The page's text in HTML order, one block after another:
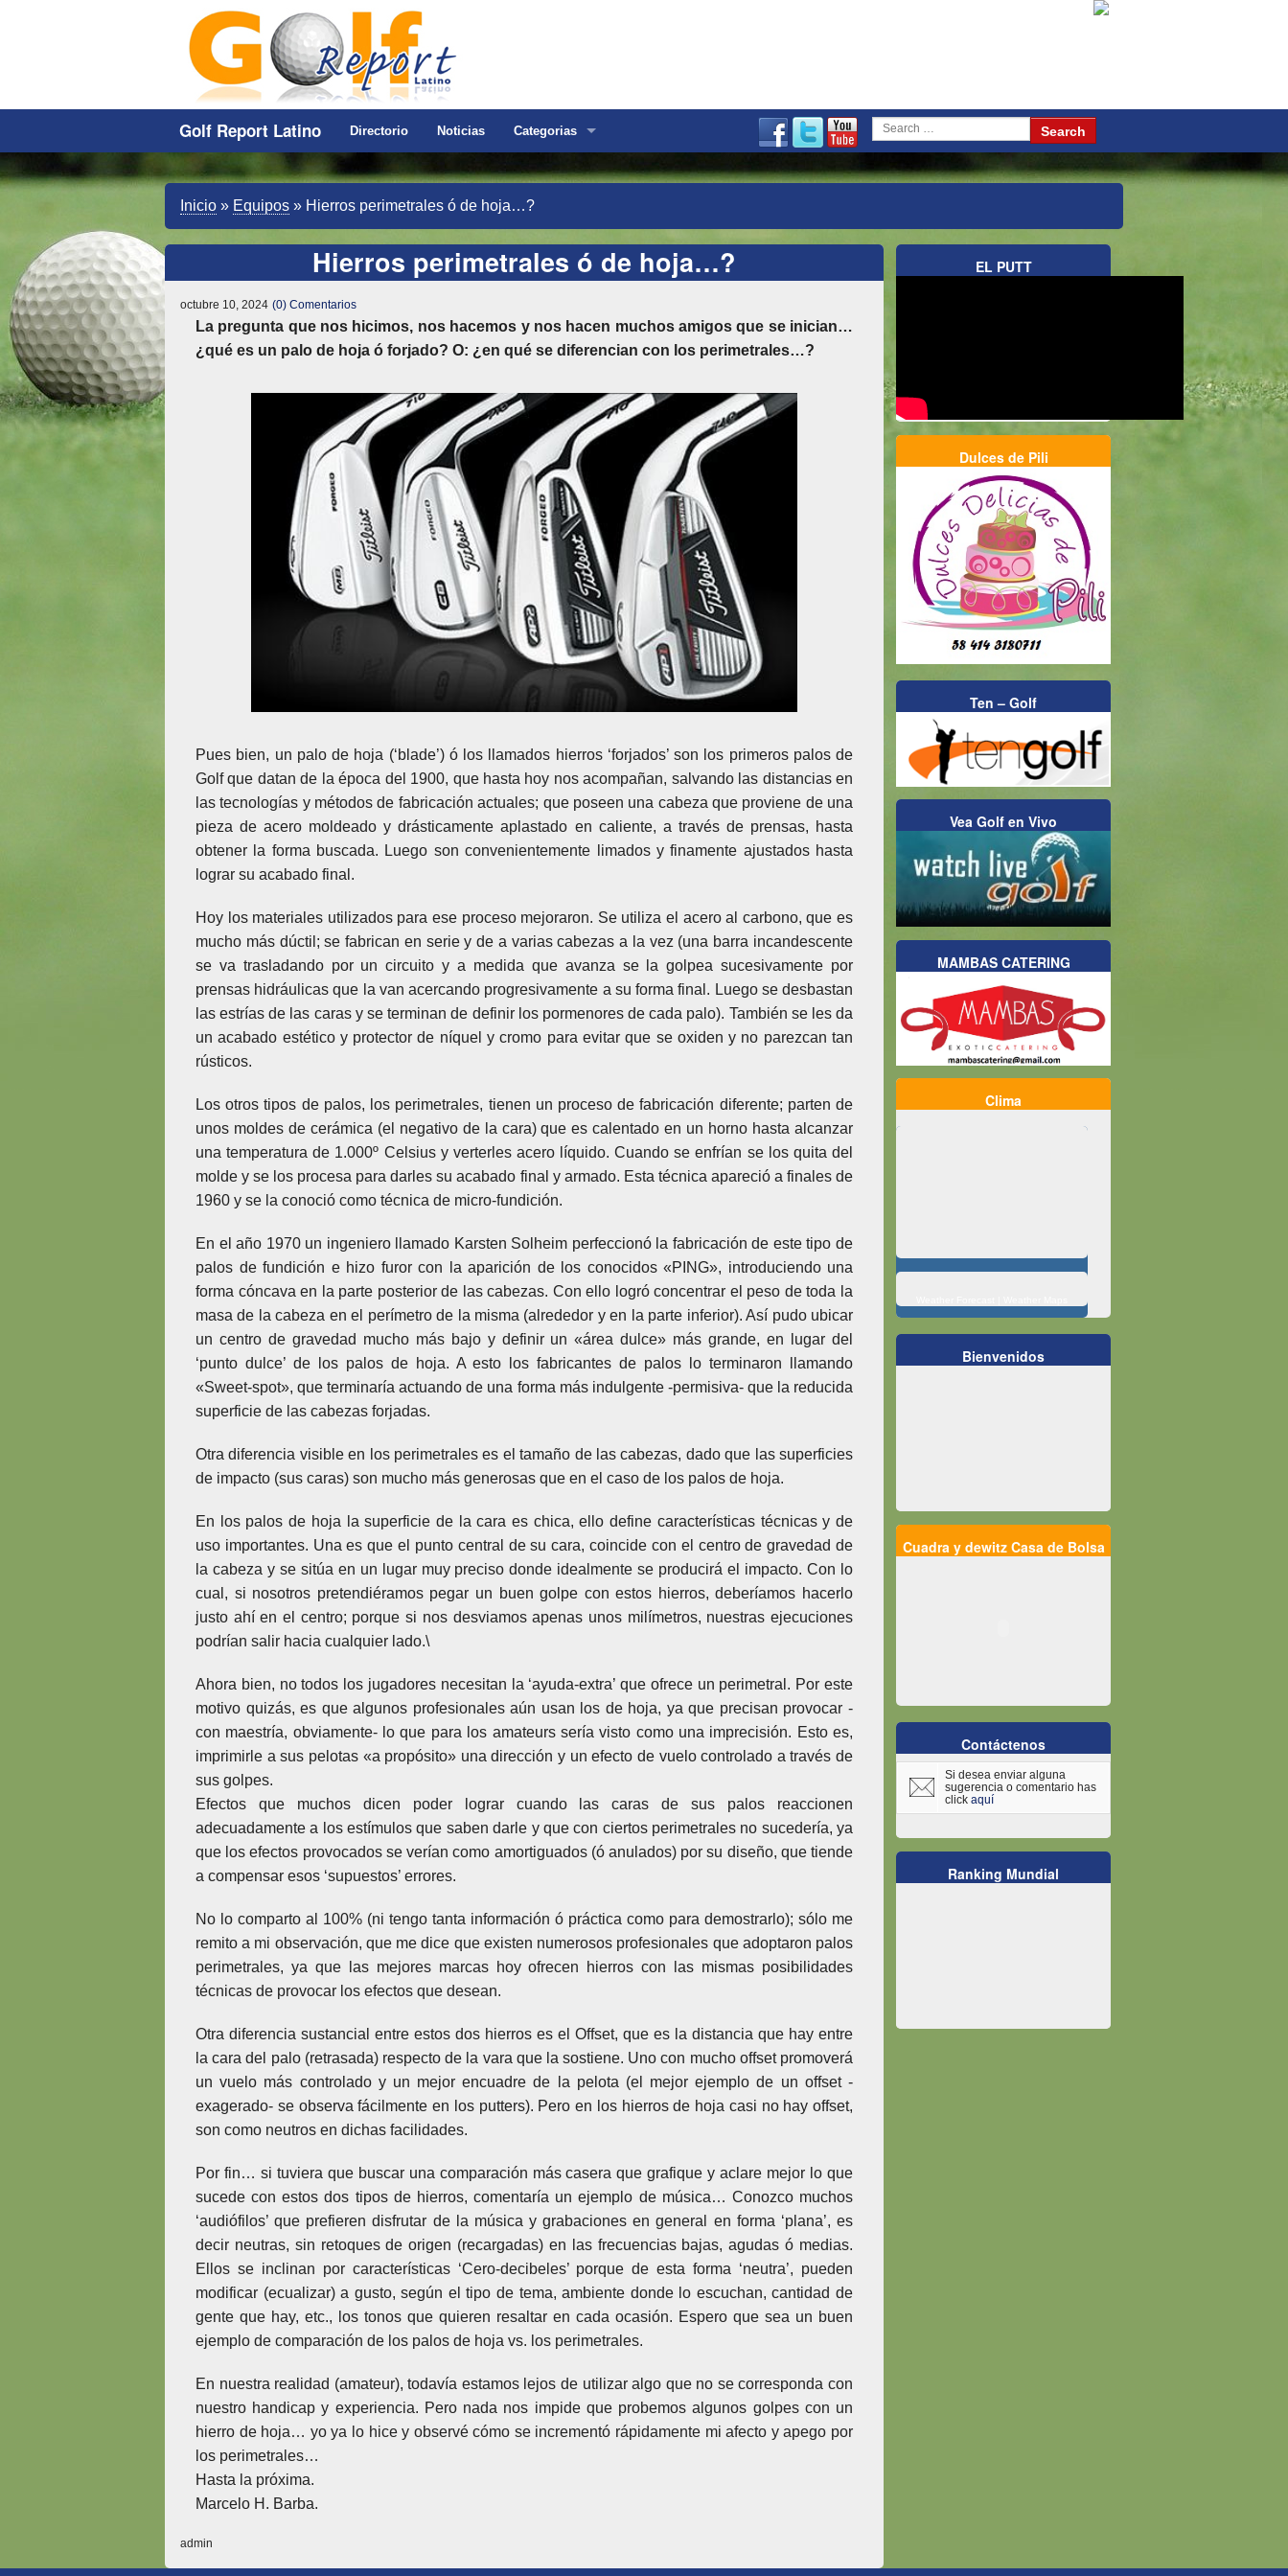
Golf Report Latino Directorio Noticias Categorias
Inicio » Equipos » Hierros perimetrales ó de hoja…?
Hierros perimetrales ó de hoja…?
octubre 10, 2024 (0) Comentarios
La pregunta que nos hicimos, nos hacemos y nos hacen muchos amigos que se inician…
¿qué es un palo de hoja ó forjado? O: ¿en qué se diferencian con los perimetrales…?
Pues bien, un palo de hoja (‘blade’) ó los llamados hierros ‘forjados’ son los primeros palos de
Golf que datan de la época del 1900, que hasta hoy nos acompañan, salvando las distancias en
las tecnologías y métodos de fabricación actuales; que poseen una cabeza que proviene de una
pieza de acero moldeado y drásticamente aplastado en caliente, a través de prensas, hasta
obtener la forma buscada. Luego son convenientemente limados y finamente ajustados hasta
lograr su acabado final.
Hoy los materiales utilizados para ese proceso mejoraron. Se utiliza el acero al carbono, que es
mucho más dúctil; se fabrican en serie y de a varias cabezas a la vez (una barra incandescente
se va trasladando por un circuito y a medida que avanza se la golpea sucesivamente por
prensas hidráulicas que la van acercando progresivamente a su forma final. Luego se desbastan
las estrías de las caras y se terminan de definir los pormenores de cada palo). También se les da
un acabado estético y protector de níquel y cromo para evitar que se oxiden y no parezcan tan
rústicos.
Los otros tipos de palos, los perimetrales, tienen un proceso de fabricación diferente; parten de
unos moldes de cerámica (el negativo de la cara) que es calentado en un horno hasta alcanzar
una temperatura de 1.000º Celsius y verterles acero líquido. Cuando se enfrían se los quita del
molde y se los procesa para darles su acabado final y armado. Esta técnica apareció a finales de
1960 y se la conoció como técnica de micro-fundición.
En el año 1970 un ingeniero llamado Karsten Solheim perfeccionó la fabricación de este tipo de
palos de fundición e hizo furor con la aparición de los conocidos «PING», introduciendo una
forma cóncava en la parte posterior de las cabezas. Con ello logró concentrar el peso de toda la
masa de la cabeza en el perímetro de la misma (alrededor y en la parte inferior). Así pudo ubicar
un centro de gravedad mucho más bajo y definir un «área dulce» más grande, en lugar del
‘punto dulce’ de los palos de hoja. A esto los fabricantes de palos lo terminaron llamando
«Sweet-spot», que terminaría actuando de una forma más indulgente -permisiva- que la reducida
superficie de las cabezas forjadas.
Otra diferencia visible en los perimetrales es el tamaño de las cabezas, dado que las superficies
de impacto (sus caras) son mucho más generosas que en el caso de los palos de hoja.
En los palos de hoja la superficie de la cara es chica, ello define características técnicas y de
uso importantes. Una es que el punto central de su cara, coincide con el centro de gravedad de
la cabeza y se sitúa en un lugar muy preciso donde idealmente se producirá el impacto. Con lo
cual, si nosotros pretendiéramos pegar un buen golpe con estos hierros, deberíamos hacerlo
justo ahí en el centro; porque si nos desviamos apenas unos milímetros, nuestras ejecuciones
podrían salir hacia cualquier lado.\
Ahora bien, no todos los jugadores necesitan la ‘ayuda-extra’ que ofrece un perimetral. Por este
motivo quizás, es que algunos profesionales aún usan los de hoja, ya que precisan provocar -
con maestría, obviamente- lo que para los amateurs sería visto como una imprecisión. Esto es,
imprimirle a sus pelotas «a propósito» una dirección y un efecto de vuelo controlado a través de
sus golpes.
Efectos que muchos dicen poder lograr cuando las caras de sus palos reaccionen
adecuadamente a los estímulos que saben darle y que con ciertos perimetrales no sucedería, ya
que los efectos provocados se verían como amortiguados (ó anulados) por su diseño, que tiende
a compensar esos ‘supuestos’ errores.
No lo comparto al 100% (ni tengo tanta información ó práctica como para demostrarlo); sólo me
remito a mi observación, que me dice que existen numerosos profesionales que adoptaron palos
perimetrales, ya que las mejores marcas hoy ofrecen hierros con las mismas posibilidades
técnicas de provocar los efectos que desean.
Otra diferencia sustancial entre estos dos hierros es el Offset, que es la distancia que hay entre
la cara del palo (retrasada) respecto de la vara que la sostiene. Uno con mucho offset promoverá
un vuelo más controlado y un mejor encuadre de la pelota (el mejor ejemplo de un offset -
exagerado- se observa fácilmente en los putters). Pero en los hierros de hoja casi no hay offset,
son como neutros en dichas facilidades.
Por fin… si tuviera que buscar una comparación más casera que grafique y aclare mejor lo que
sucede con estos dos tipos de hierros, comentaría un ejemplo de música… Conozco muchos
‘audiófilos’ que prefieren disfrutar de la música y grabaciones en general en forma ‘plana’, es
decir neutras, sin retoques de origen (recargadas) en las frecuencias bajas, agudas ó medias.
Ellos se inclinan por características ‘Cero-decibeles’ porque de esta forma ‘neutra’, pueden
modificar (ecualizar) a gusto, según el tipo de tema, ambiente donde lo escuchan, cantidad de
gente que hay, etc., los tonos que quieren resaltar en cada ocasión. Espero que sea un buen
ejemplo de comparación de los palos de hoja vs. los perimetrales.
En nuestra realidad (amateur), todavía estamos lejos de utilizar algo que no se corresponda con
nuestro handicap y experiencia. Pero nada nos impide que probemos algunos golpes con un
hierro de hoja… yo ya lo hice y observé cómo se incrementó rápidamente mi afecto y apego por
los perimetrales…
Hasta la próxima.
Marcelo H. Barba.
admin
EL PUTT
Dulces de Pili
Ten – Golf
Vea Golf en Vivo
MAMBAS CATERING
Clima
Bienvenidos
Cuadra y dewitz Casa de Bolsa
Contáctenos
Si desea enviar alguna
sugerencia o comentario has
clickaquí
Ranking Mundial